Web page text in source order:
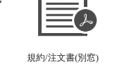
規約/注文書(別窓)